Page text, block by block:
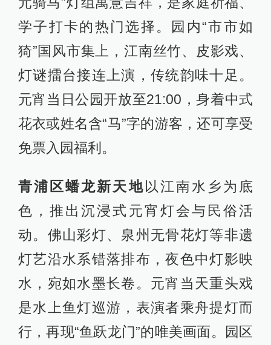
学子打卡的热门选择。园内“市市如
猗”国风市集上，江南丝竹、皮影戏、
灯谜擂台接连上演，传统韵味十足。
元宵当日公园开放至21:00，身着中式
花衣或姓名含“马”字的游客，还可享受
免票入园福利。
青浦区蟠龙新天地以江南水乡为底
色，推出沉浸式元宵灯会与民俗活
动。佛山彩灯、泉州无骨花灯等非遗
灯艺沿水系错落排布，夜色中灯影映
水，宛如水墨长卷。元宵当天重头戏
是水上鱼灯巡游，表演者乘舟提灯而
行，再现“鱼跃龙门”的唯美画面。园区